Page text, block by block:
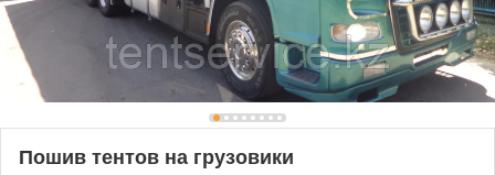
Пошив тентов на грузовики